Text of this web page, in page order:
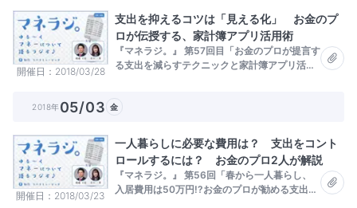
開催日 2018/03/28
支出を抑えるコツは「見える化」 お金のプ
ロが伝授する、家計簿アプリ活用術
『マネラジ。』 第57回目「お金のプロが提言す
る支出を減らすテクニックと家計簿アプリ活用
2018年05/03 金
開催日 2018/03/23
一人暮らしに必要な費用は？ 支出をコント
ロールするには？ お金のプロ2人が解説
『マネラジ。』 第56回「春から一人暮らし、
入居費用は50万円!?お金のプロが勧める支出と